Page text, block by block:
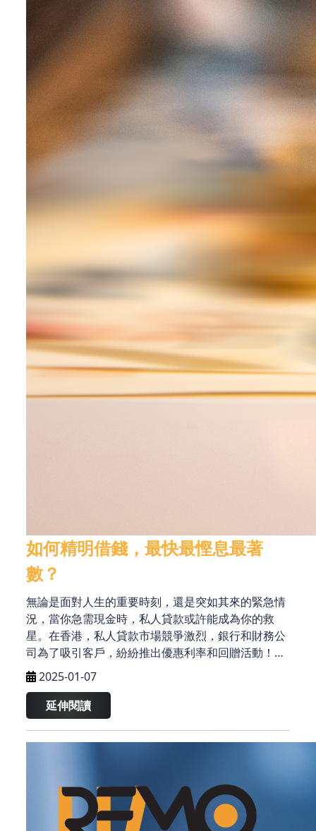
如何精明借錢，最快最慳息最著
數？
無論是面對人生的重要時刻，還是突如其來的緊急情
況，當你急需現金時，私人貸款或許能成為你的救
星。在香港，私人貸款市場競爭激烈，銀行和財務公
司為了吸引客戶，紛紛推出優惠利率和回贈活動！
REMO CREDIT 本次精心整理了多篇有關私人貸款的
實用指南，涵蓋從申請到批核再到資金過數的全過
程，幫助你以最快、最省息、最划算的方式借錢周
轉！
2025-01-07
延伸閱讀